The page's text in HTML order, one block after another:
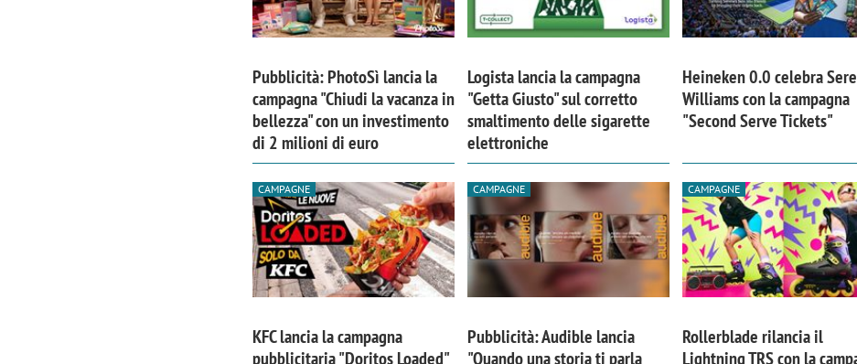
Pubblicità: PhotoSì lancia la
campagna "Chiudi la vacanza in
bellezza" con un investimento
di 2 milioni di euro
Logista lancia la campagna
"Getta Giusto" sul corretto
smaltimento delle sigarette
elettroniche
Heineken 0.0 celebra
Williams con la campagna
"Second Serve Tickets"
CAMPAGNE
KFC lancia la campagna
pubblicitaria "Doritos Loaded"
CAMPAGNE
Pubblicità: Audible lancia
"Quando una storia ti parla
CAMPAGNE
Rollerblade rilancia il
Lightning TRS con la
comunicazione crea un brand food:
«Marketing e prodotto devono
Emanuele Viora di Deloitte Digital:
«La creatività resta centrale, l’AI deve
amplificare il talento»
Ricerche di mercato. Neri, Ipsos
Doxa: «Non basta più
tradurli in azioni»